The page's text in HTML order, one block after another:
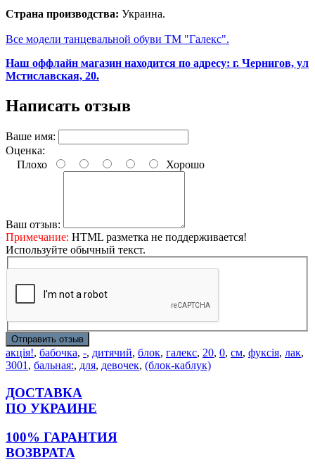
Страна производства: Украина.
Все модели танцевальной обуви ТМ "Галекс".
Наш оффлайн магазин находится по адресу: г. Чернигов, ул
Мстиславская, 20.
Написать отзыв
Ваше имя:
Оценка:
Плохо
Хорошо
Ваш отзыв:
Примечание: HTML разметка не поддерживается!
Используйте обычный текст.
Отправить отзыв
акція!, бабочка, -, дитячий, блок, галекс, 20, 0, см, фуксія, лак,
3001 , бальная:, для, девочек, (блок-каблук)
ДОСТАВКА
ПО УКРАИНЕ
100% ГАРАНТИЯ
ВОЗВРАТА